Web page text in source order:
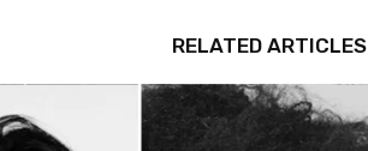
RELATED ARTICLES